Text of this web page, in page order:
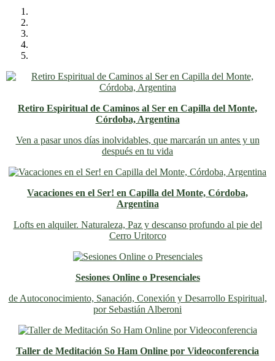
Retiro Espiritual de Caminos al Ser en Capilla del Monte,
Córdoba, Argentina
Ven a pasar unos días inolvidables, que marcarán un antes y un
después en tu vida
Vacaciones en el Ser! en Capilla del Monte, Córdoba,
Argentina
Lofts en alquiler. Naturaleza, Paz y descanso profundo al pie del
Cerro Uritorco
Sesiones Online o Presenciales
de Autoconocimiento, Sanación, Conexión y Desarrollo Espiritual,
por Sebastián Alberoni
Taller de Meditación So Ham Online por Videoconferencia